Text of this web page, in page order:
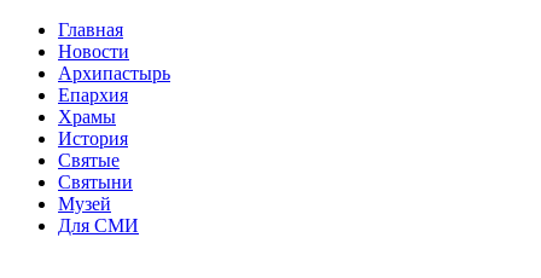
Главная
Новости
Архипастырь
Епархия
Храмы
История
Святые
Святыни
Музей
Для СМИ